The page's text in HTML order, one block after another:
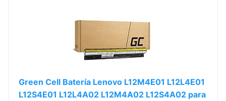
Green Cell Batería Lenovo L12M4E01 L12L4E01
L12S4E01 L12L4A02 L12M4A02 L12S4A02 para